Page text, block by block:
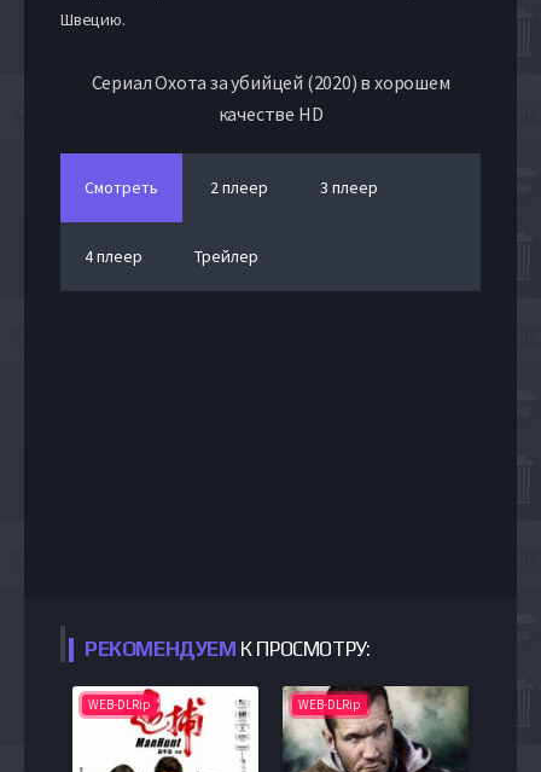
Швецию.
Сериал Охота за убийцей (2020) в хорошем
качестве HD
Смотреть 2 плеер 3 плеер
4 плеер Трейлер
РЕКОМЕНДУЕМ К ПРОСМОТРУ:
WEB-DLRip WEB-DLRip